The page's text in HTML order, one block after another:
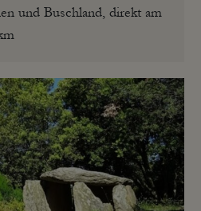
und Buschland, direkt am